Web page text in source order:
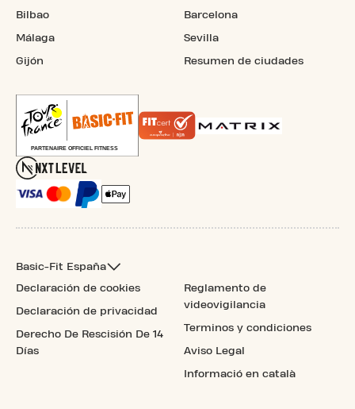
Bilbao
Málaga
Gijón
Barcelona
Sevilla
Resumen de ciudades
Basic-Fit España
Declaración de cookies
Declaración de privacidad
Derecho De Rescisión De 14
Días
Reglamento de
videovigilancia
Terminos y condiciones
Aviso Legal
Informació en català